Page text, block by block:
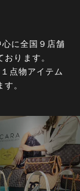
に全国９店舗
ります。
点物アイテム
。